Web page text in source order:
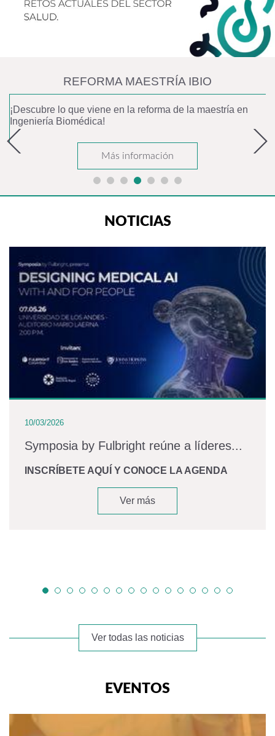
REFORMA MAESTRÍA IBIO
¡Descubre lo que viene en la reforma de la maestría en
Ingeniería Biomédica!
Más información
NOTICIAS
10/03/2026
Symposia by Fulbright reúne a líderes...
INSCRÍBETE AQUÍ Y CONOCE LA AGENDA
Ver más
Ver todas las noticias
EVENTOS